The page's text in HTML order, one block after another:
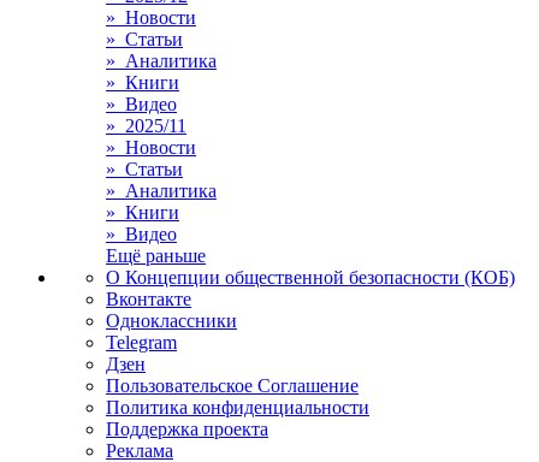
» Новости
» Статьи
» Аналитика
» Книги
» Видео
» 2025/11
» Новости
» Статьи
» Аналитика
» Книги
» Видео
Ещё раньше
О Концепции общественной безопасности (КОБ)
Вконтакте
Одноклассники
Telegram
Дзен
Пользовательское Соглашение
Политика конфиденциальности
Поддержка проекта
Реклама